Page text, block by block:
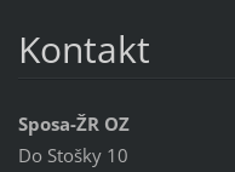
Kontakt
Sposa-ŽR OZ
Do Stošky 10